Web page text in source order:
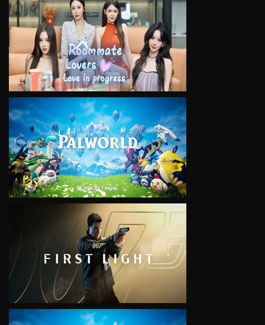
VIEW
VIEW
VIEW